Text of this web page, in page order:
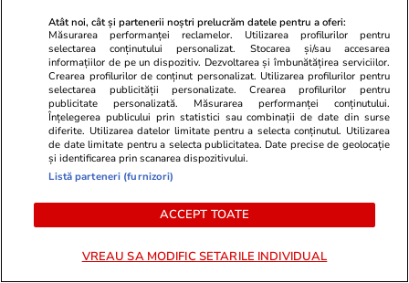
amendat cu 4.000.000 de euro
de Consiliul Concurenței, din
cauza prețurilor cerute
cabliștilor
nu-i mai trebuie politicieni”
Atât noi, cât și partenerii noștri prelucrăm datele pentru a oferi:
Măsurarea performanței reclamelor. Utilizarea profilurilor pentru
selectarea conținutului personalizat. Stocarea și/sau accesarea
informațiilor de pe un dispozitiv. Dezvoltarea și îmbunătățirea serviciilor.
Crearea profilurilor de conținut personalizat. Utilizarea profilurilor pentru
selectarea publicității personalizate. Crearea profilurilor pentru
publicitate personalizată. Măsurarea performanței conținutului.
Înțelegerea publicului prin statistici sau combinații de date din surse
diferite. Utilizarea datelor limitate pentru a selecta conținutul. Utilizarea
de date limitate pentru a selecta publicitatea. Date precise de geolocație
și identificarea prin scanarea dispozitivului.
Listă parteneri (furnizori)
ACCEPT TOATE
VREAU SA MODIFIC SETARILE INDIVIDUAL